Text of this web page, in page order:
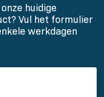
huidige
Vul het formulier
werkdagen